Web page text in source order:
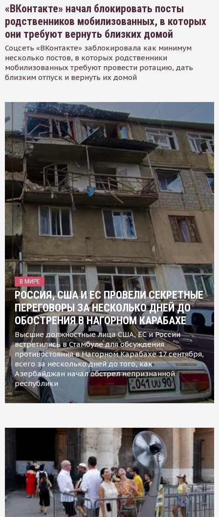
«ВКонтакте» начал блокировать посты
родственников мобилизованных, в которых
они требуют вернуть близких домой
Соцсеть «ВКонтакте» заблокировала как минимум
несколько постов, в которых родственники
мобилизованных требуют провести ротацию, дать
близким отпуск и вернуть их домой
В МИРЕ
РОССИЯ, США И ЕС ПРОВЕЛИ СЕКРЕТНЫЕ
ПЕРЕГОВОРЫ ЗА НЕСКОЛЬКО ДНЕЙ ДО
ОБОСТРЕНИЯ В НАГОРНОМ КАРАБАХЕ
Высшие должностные лица США, ЕС и России
встретились в Стамбуле для обсуждения
противостояния в Нагорном Карабахе 17 сентября,
всего за несколько дней до того, как
Азербайджан начал обстрел непризнанной
республики